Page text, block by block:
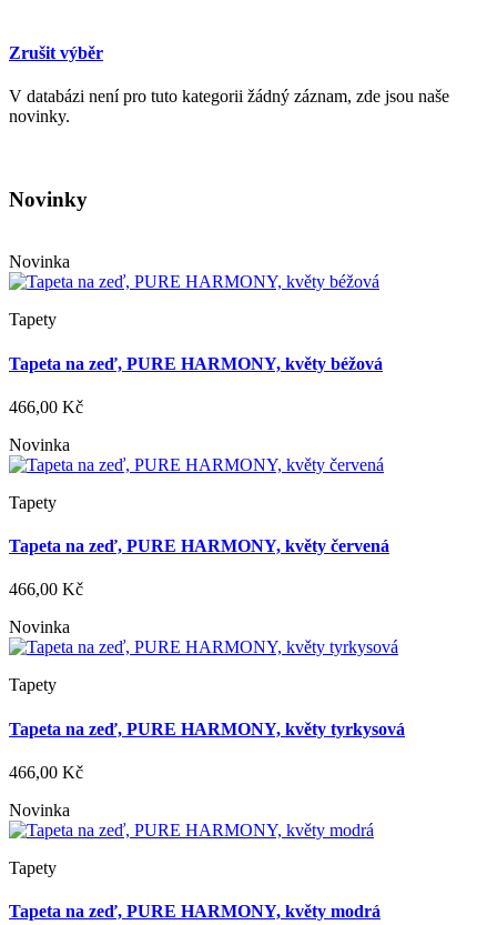
Zrušit výběr
V databázi není pro tuto kategorii žádný záznam, zde jsou naše
novinky.
Novinky
Novinka
Tapety
Tapeta na zeď, PURE HARMONY, květy béžová
466,00 Kč
Novinka
Tapety
Tapeta na zeď, PURE HARMONY, květy červená
466,00 Kč
Novinka
Tapety
Tapeta na zeď, PURE HARMONY, květy tyrkysová
466,00 Kč
Novinka
Tapety
Tapeta na zeď, PURE HARMONY, květy modrá